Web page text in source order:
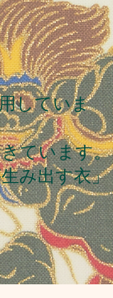
していま
ています。
み出す衣」